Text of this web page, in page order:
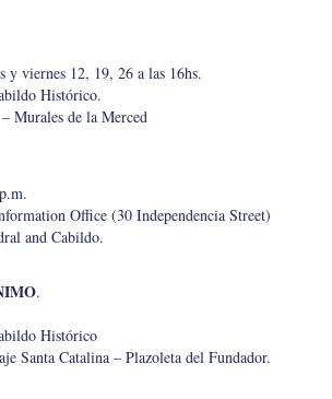
y viernes 12, 19, 26 a las 16hs.
Histórico.
Murales de la Merced
Office (30 Independencia Street)
and Cabildo.
.
Histórico
Santa Catalina – Plazoleta del Fundador.